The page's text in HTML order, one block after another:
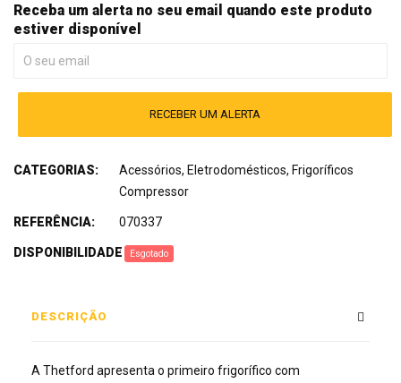
Receba um alerta no seu email quando este produto
estiver disponível
RECEBER UM ALERTA
CATEGORIAS: Acessórios, Eletrodomésticos, Frigoríficos
Compressor
REFERÊNCIA: 070337
DISPONIBILIDADE: Esgotado
DESCRIÇÃO
A Thetford apresenta o primeiro frigorífico com